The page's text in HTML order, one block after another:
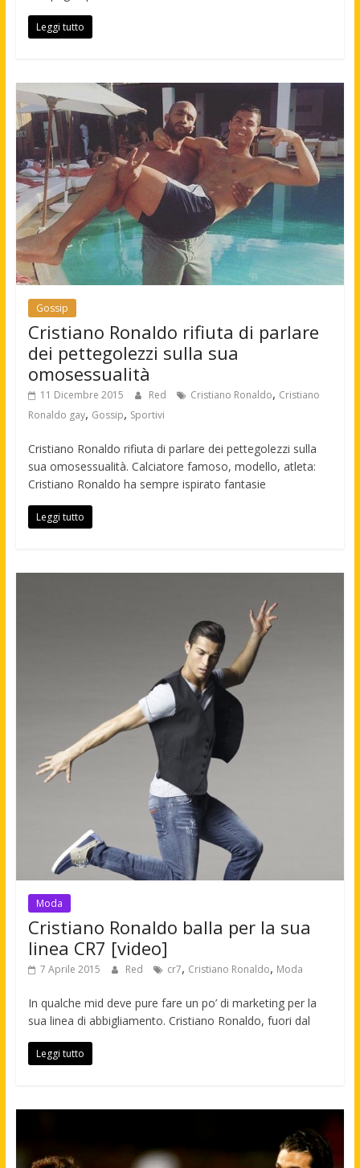
Leggi tutto
Gossip
Cristiano Ronaldo rifiuta di parlare
dei pettegolezzi sulla sua
omosessualità
11 Dicembre 2015 Red Cristiano Ronaldo, Cristiano
Ronaldo gay, Gossip, Sportivi
Cristiano Ronaldo rifiuta di parlare dei pettegolezzi sulla
sua omosessualità. Calciatore famoso, modello, atleta:
Cristiano Ronaldo ha sempre ispirato fantasie
Leggi tutto
Moda
Cristiano Ronaldo balla per la sua
linea CR7 [video]
7 Aprile 2015 Red cr7, Cristiano Ronaldo, Moda
In qualche mid deve pure fare un po’ di marketing per la
sua linea di abbigliamento. Cristiano Ronaldo, fuori dal
Leggi tutto